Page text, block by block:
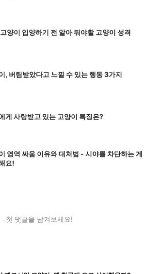
양이 입양하기 전 알아 둬야할 고양이 성격
, 버림받았다고 느낄 수 있는 행동 3가지
게 사랑받고 있는 고양이 특징은?
영역 싸움 이유와 대처법 - 시야를 차단하는 게
요!
첫 댓글을 남겨보세요!